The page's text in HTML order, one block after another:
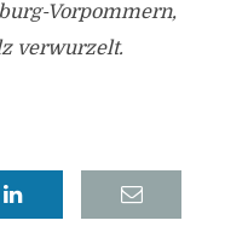
Vorpommern,
verwurzelt.